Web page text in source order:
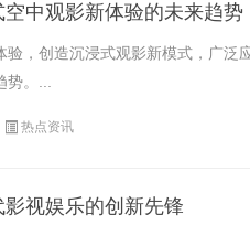
空中观影新体验的未来趋势
验，创造沉浸式观影新模式，广泛
。...
热点资讯
视娱乐的创新先锋